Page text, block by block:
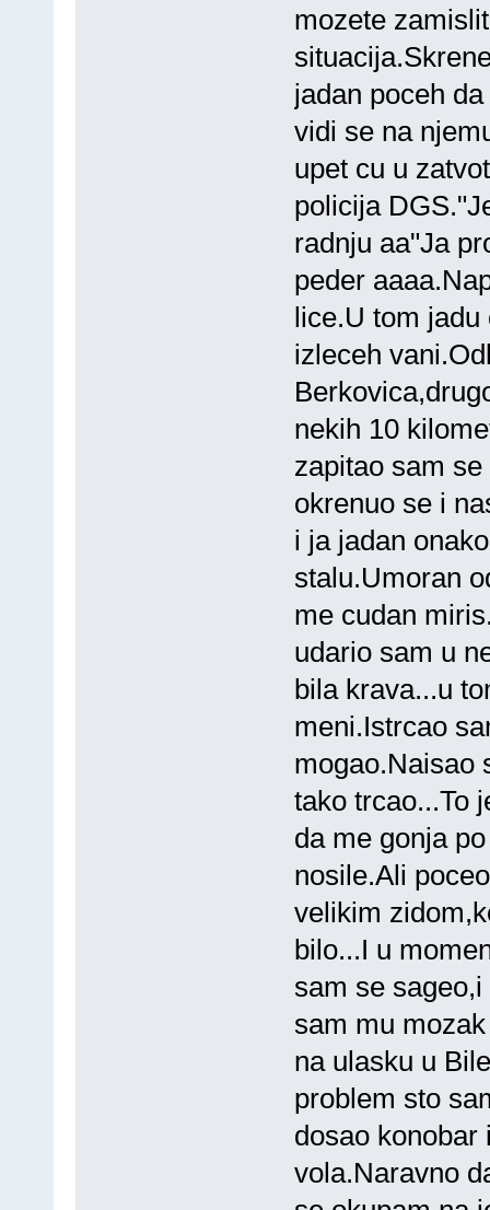
mozete
jadan poceh
vidi se na
upet cu u
policija
radnju aa"Ja
peder
lice.U tom
izleceh
nekih 10
zapitao sam
okrenuo se i
i ja jadan
stalu.Umoran
me cudan
udario sam u
bila krava...u
meni.Istrcao
mogao.Naisao
tako trcao...To
da me gonja
nosile.Ali
velikim
bilo...I u
sam se
sam mu
na ulasku u
problem sto
dosao konobar
vola.Naravno